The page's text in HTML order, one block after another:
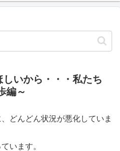
いから・・・私たち
編～
どんどん状況が悪化していま
います。